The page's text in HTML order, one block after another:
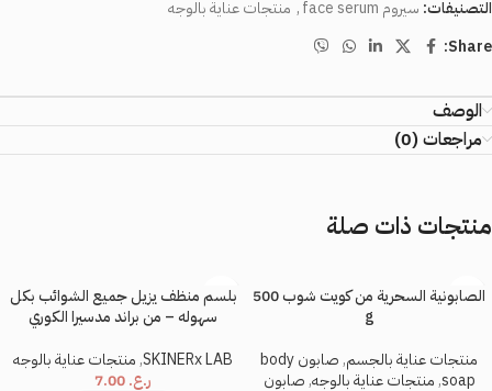
التصنيفات: سيروم face serum , منتجات عناية بالوجه
Share:
الوصف
مراجعات (0)
منتجات ذات صلة
الصابونية السحرية من كويت شوب 500
g
منتجات عناية بالجسم,
صابون body
soap
,منتجات عناية بالوجه,صابون
بلسم منظف يزيل جميع الشوائب بكل
سهوله – من براند مدسيرا الكوري
SKINERx LAB
,منتجات عناية بالوجه
ر.ع.